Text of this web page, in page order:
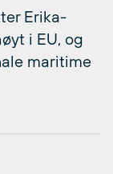
Erika-
i EU, og
maritime